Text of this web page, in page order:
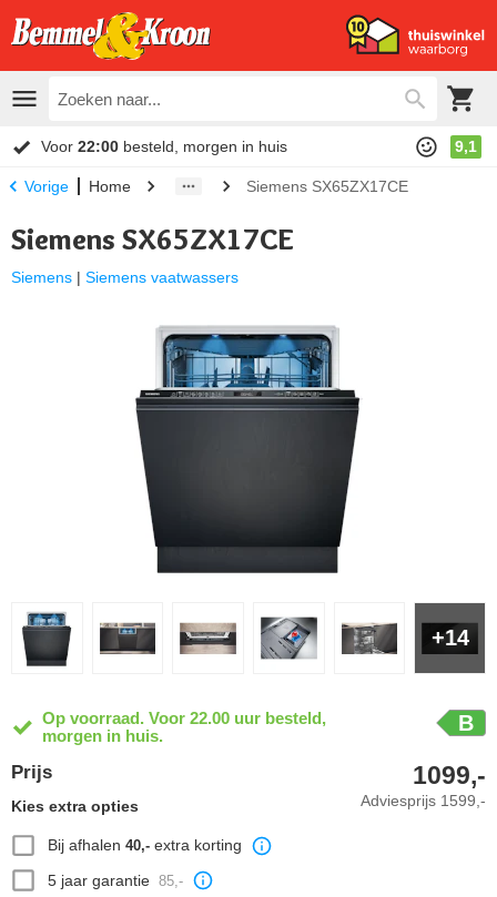
Voor 22:00 besteld, morgen in huis 9,1
Vorige Home Siemens SX65ZX17CE
Siemens SX65ZX17CE
Siemens | Siemens vaatwassers
+14
Op voorraad. Voor 22.00 uur besteld,
morgen in huis.
B
Prijs
Adviesprijs 1599,-
1099,-
Kies extra opties
Bij afhalen 40,-extra korting
5 jaar garantie 85,-